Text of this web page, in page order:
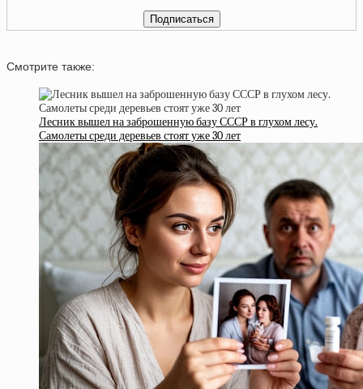
Смотрите также:
Лесник вышел на заброшенную базу СССР в глухом лесу.
Самолеты среди деревьев стоят уже 30 лет